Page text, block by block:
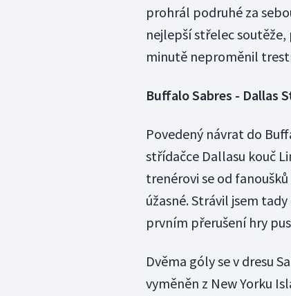
prohrál podruhé za
nejlepší střelec
minutě neproměnil
Buffalo Sabres - Dallas
Povedený návrat do
střídačce Dallasu kouč
trenérovi se od
úžasné. Strávil jsem
prvním přerušení hry
Dvěma góly se v dresu
vyměněn z New Yorku